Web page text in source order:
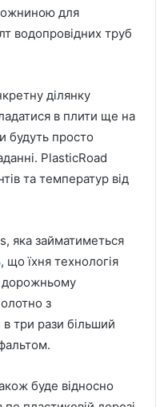
для
водопровідних труб
ділянку
в плити ще на
будуть просто
PlasticRoad
та температур від
яка займатиметься
, що їхня технологія
дорожньому
з
три рази більший
буде відносно